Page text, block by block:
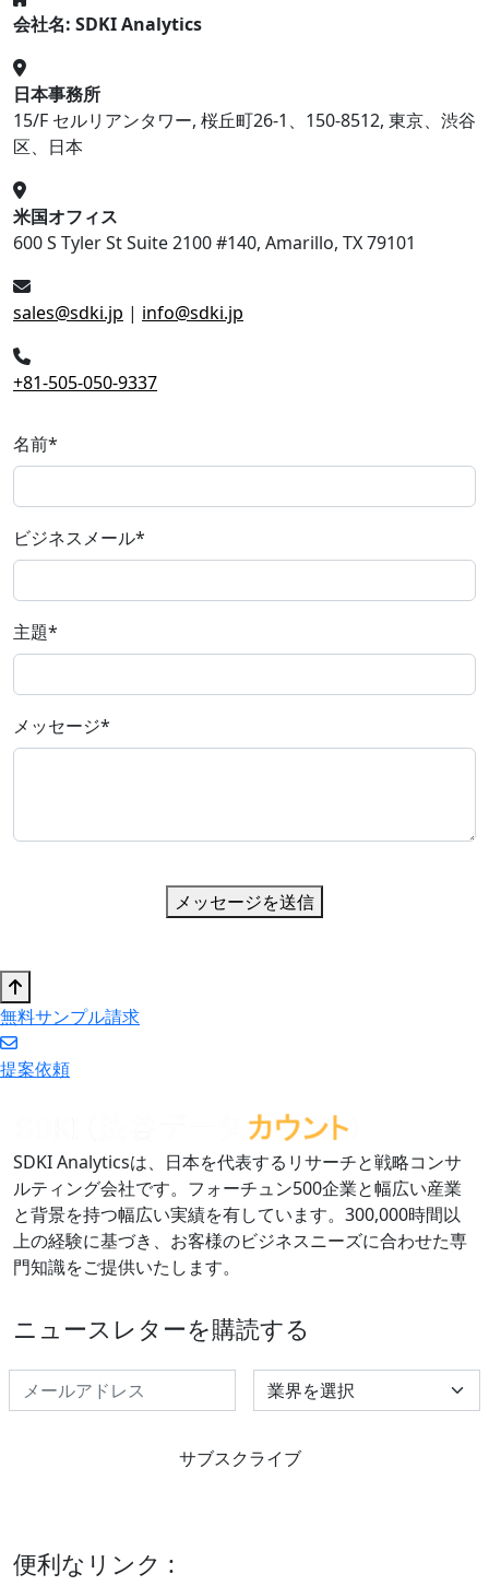
会社名: SDKI Analytics
日本事務所
15/F セルリアンタワー, 桜丘町26-1、150-8512, 東京、渋谷
区、日本
米国オフィス
600 S Tyler St Suite 2100 #140, Amarillo, TX 79101
sales@sdki.jp | info@sdki.jp
+81-505-050-9337
名前*
ビジネスメール*
主題*
メッセージ*
メッセージを送信
無料サンプル請求
提案依頼
SDKI Analyticsは、日本を代表するリサーチと戦略コンサ
ルティング会社です。フォーチュン500企業と幅広い産業
と背景を持つ幅広い実績を有しています。300,000時間以
上の経験に基づき、お客様のビジネスニーズに合わせた専
門知識をご提供いたします。
ニュースレターを購読する
Select Industry
サブスクライブ
便利なリンク :